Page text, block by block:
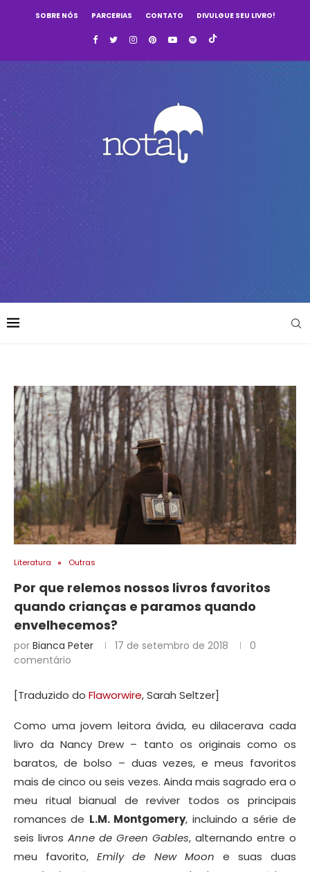
SOBRE NÓS PARCERIAS CONTATO DIVULGUE SEU LIVRO!
Literatura Outras
Por que relemos nossos livros favoritos
quando crianças e paramos quando
envelhecemos?
por Bianca Peter 17 de setembro de 2018
0
comentário
[Traduzido do Flaworwire, Sarah Seltzer]
Como uma jovem leitora ávida, eu dilacerava cada
livro da Nancy Drew – tanto os originais como os
baratos, de bolso – duas vezes, e meus favoritos
mais de cinco ou seis vezes. Ainda mais sagrado era o
meu ritual bianual de reviver todos os principais
romances de L.M. Montgomery, incluindo a série de
seis livros Anne de Green Gables, alternando entre o
meu favorito,Emily de New Moon e suas duas